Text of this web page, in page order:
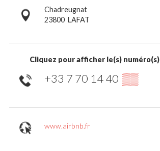
Chadreugnat
23800 LAFAT
Cliquez pour afficher le(s) numéro(s)
+33 7 70 14 40 ▒▒
www.airbnb.fr